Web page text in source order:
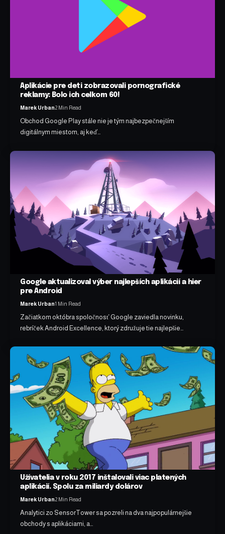
Aplikácie pre deti zobrazovali pornografické
reklamy: Bolo ich celkom 60!
Marek Urban2 Min Read
Obchod Google Play stále nie je tým najbezpečnejším
digitálnym miestom, aj keď…
Google aktualizoval výber najlepších aplikácií a hier
pre Android
Marek Urban1 Min Read
Začiatkom októbra spoločnosť Google zaviedla novinku,
rebríček Android Excellence, ktorý združuje tie najlepšie…
Užívatelia v roku 2017 inštalovali viac platených
aplikácií. Spolu za miliardy dolárov
Marek Urban2 Min Read
Analytici zo SensorTower sa pozreli na dva najpopulárnejšie
obchody s aplikáciami, a…